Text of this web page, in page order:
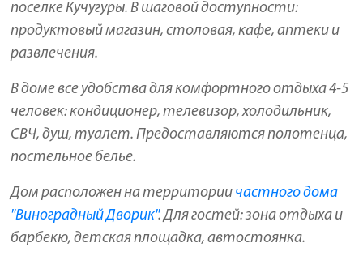
поселке Кучугуры. В шаговой доступности:
продуктовый магазин, столовая, кафе, аптеки и
развлечения.
В доме все удобства для комфортного отдыха 4-5
человек: кондиционер, телевизор, холодильник,
СВЧ, душ, туалет. Предоставляются полотенца,
постельное белье.
Дом расположен на территории частного дома
"Виноградный Дворик". Для гостей: зона отдыха и
барбекю, детская площадка, автостоянка.